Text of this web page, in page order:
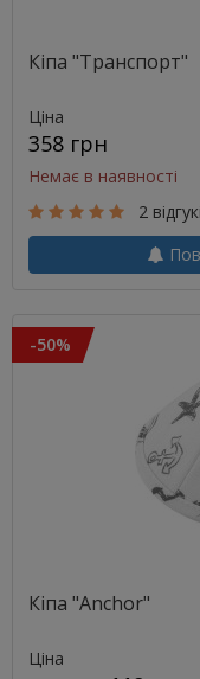
Кіпа "Транспорт"
Ціна
358 грн
Немає в наявності
2
-50%
Кіпа "Anchor"
Ціна